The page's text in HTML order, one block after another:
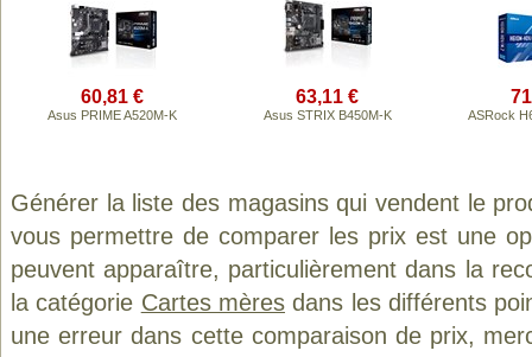
60,81 €
Asus PRIME A520M-K
63,11 €
Asus STRIX B450M-K ASRock
Générer la liste des magasins qui vendent le
vous permettre de comparer les prix est une
peuvent apparaître, particulièrement dans la
la catégorie Cartes mères dans les différents
une erreur dans cette comparaison de prix,